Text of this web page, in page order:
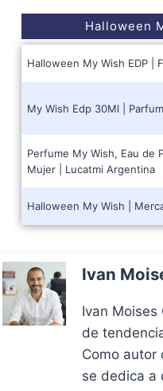
Halloween
Halloween My Wish EDP |
My Wish Edp 30Ml |
Perfume My Wish, Eau de
Mujer | Lucatmi Argentina
Halloween My Wish |
Ivan
Ivan
de
Como autor
se dedica a